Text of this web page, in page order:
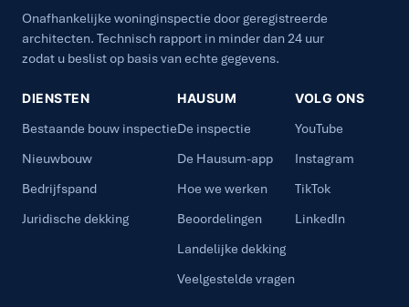
Onafhankelijke woninginspectie door geregistreerde
architecten. Technisch rapport in minder dan 24 uur
zodat u beslist op basis van echte gegevens.
DIENSTEN
Bestaande bouw inspectie
Nieuwbouw
Bedrijfspand
Juridische dekking
HAUSUM
De inspectie
De Hausum-app
Hoe we werken
Beoordelingen
Landelijke dekking
Veelgestelde vragen
VOLG ONS
YouTube
Instagram
TikTok
LinkedIn